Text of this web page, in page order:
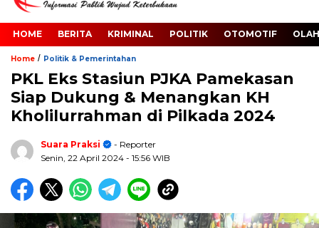
HOME BERITA KRIMINAL POLITIK OTOMOTIF
Home / Politik & Pemerintahan
PKL Eks Stasiun PJKA Pamekasan
Siap Dukung & Menangkan KH
Kholilurrahman di Pilkada 2024
Suara Praksi
- Reporter
Senin, 22 April 2024 - 15:56 WIB